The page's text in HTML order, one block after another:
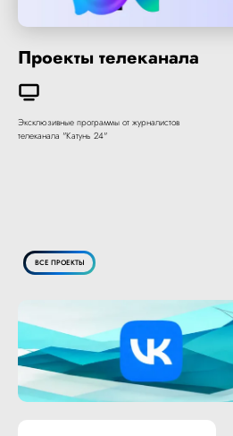
Проекты телеканала
Эксклюзивные программы от журналистов
телеканала "Катунь 24"
ВСЕ ПРОЕКТЫ